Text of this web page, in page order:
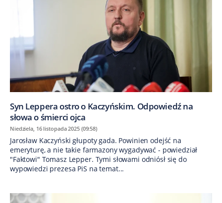
Syn Leppera ostro o Kaczyńskim. Odpowiedź na
słowa o śmierci ojca
Niedziela, 16 listopada 2025 (09:58)
Jarosław Kaczyński głupoty gada. Powinien odejść na
emeryturę, a nie takie farmazony wygadywać - powiedział
"Faktowi" Tomasz Lepper. Tymi słowami odniósł się do
wypowiedzi prezesa PiS na temat...